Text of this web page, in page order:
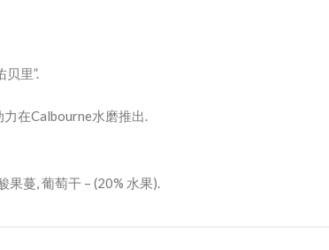
贝里”.
力在Calbourne水磨推出.
果蔓, 葡萄干 – (20% 水果).